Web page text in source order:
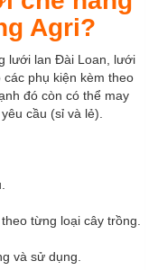
Agri?
lưới lan Đài Loan, lưới
phụ kiện kèm theo
đó còn có thể may
cầu (sỉ và lẻ).
từng loại cây trồng.
và sử dụng.